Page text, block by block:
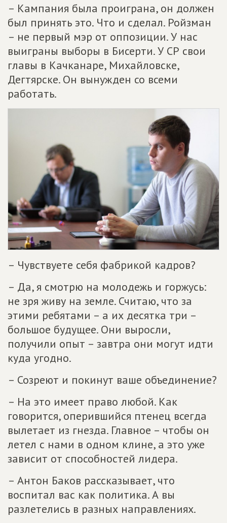
– Кампания была проиграна, он должен
был принять это. Что и сделал. Ройзман
– не первый мэр от оппозиции. У нас
выиграны выборы в Бисерти. У СР свои
главы в Качканаре, Михайловске,
Дегтярске. Он вынужден со всеми
работать.
– Чувствуете себя фабрикой кадров?
– Да, я смотрю на молодежь и горжусь:
не зря живу на земле. Считаю, что за
этими ребятами – а их десятка три –
большое будущее. Они выросли,
получили опыт – завтра они могут идти
куда угодно.
– Созреют и покинут ваше объединение?
– На это имеет право любой. Как
говорится, оперившийся птенец всегда
вылетает из гнезда. Главное – чтобы он
летел с нами в одном клине, а это уже
зависит от способностей лидера.
– Антон Баков рассказывает, что
воспитал вас как политика. А вы
разлетелись в разных направлениях.